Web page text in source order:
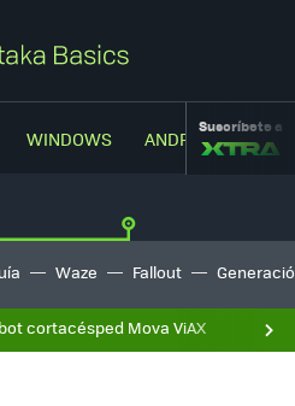
WINDOWS ANDROIDSuscríbete a
Waze Fallout
cortacésped Mova ViAX